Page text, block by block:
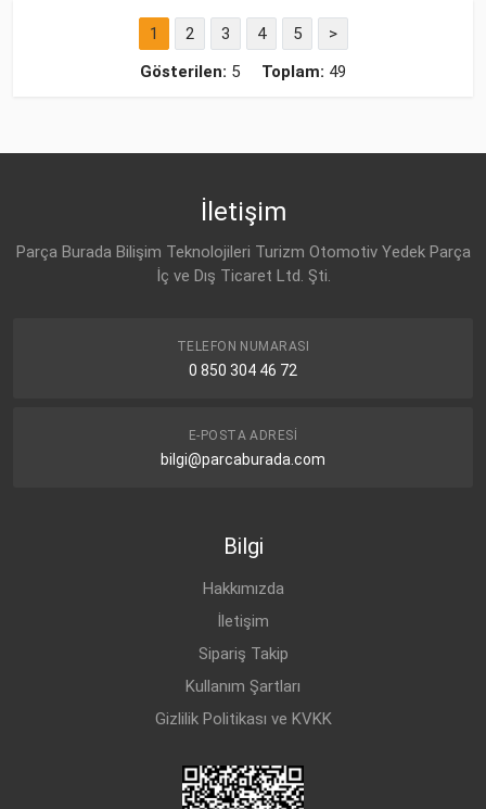
1 2 3 4 5
>
Gösterilen: 5 Toplam: 49
İletişim
Parça Burada Bilişim Teknolojileri Turizm Otomotiv Yedek Parça
İç ve Dış Ticaret Ltd. Şti.
TELEFON NUMARASI
0 850 304 46 72
E-POSTA ADRESI
bilgi@parcaburada.com
Bilgi
Hakkımızda
İletişim
Sipariş Takip
Kullanım Şartları
Gizlilik Politikası ve KVKK